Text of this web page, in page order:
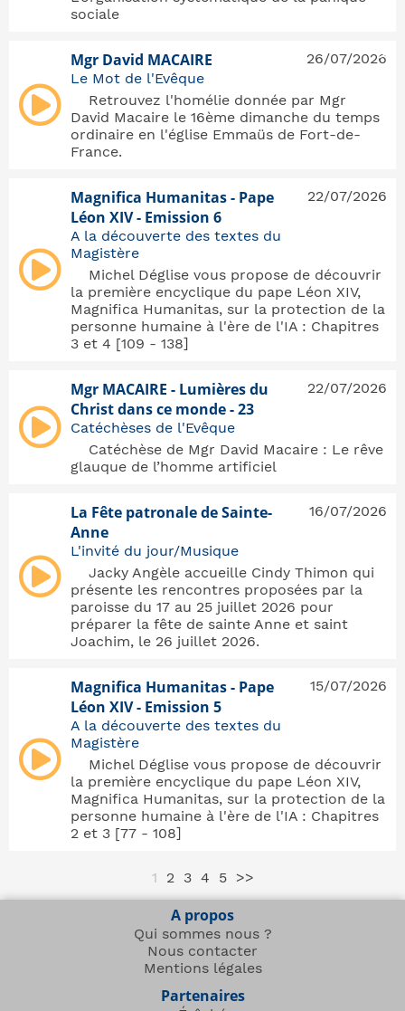
sociale
Mgr David MACAIRE
Le Mot de l'Evêque
Retrouvez l'homélie donnée par Mgr
David Macaire le 16ème dimanche du temps
ordinaire en l'église Emmaüs de Fort-de-
France.
26/07/2026
Magnifica Humanitas - Pape
Léon XIV - Emission 6
A la découverte des textes du
Magistère
Michel Déglise vous propose de découvrir
la première encyclique du pape Léon XIV,
Magnifica Humanitas, sur la protection de la
personne humaine à l'ère de l'IA : Chapitres
3 et 4 [109 - 138]
22/07/2026
Mgr MACAIRE - Lumières du
Christ dans ce monde - 23
Catéchèses de l'Evêque
Catéchèse de Mgr David Macaire : Le rêve
glauque de l’homme artificiel
22/07/2026
La Fête patronale de Sainte-
Anne
L'invité du jour/Musique
Jacky Angèle accueille Cindy Thimon qui
présente les rencontres proposées par la
paroisse du 17 au 25 juillet 2026 pour
préparer la fête de sainte Anne et saint
Joachim, le 26 juillet 2026.
16/07/2026
Magnifica Humanitas - Pape
Léon XIV - Emission 5
A la découverte des textes du
Magistère
Michel Déglise vous propose de découvrir
la première encyclique du pape Léon XIV,
Magnifica Humanitas, sur la protection de la
personne humaine à l'ère de l'IA : Chapitres
2 et 3 [77 - 108]
15/07/2026
1 2 3 4 5
>
>>
A propos
Qui sommes nous ?
Nous contacter
Mentions légales
Partenaires